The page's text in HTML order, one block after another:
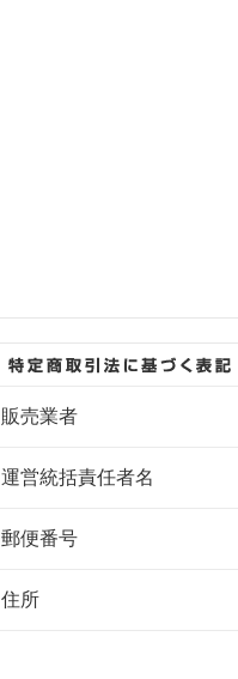
販売業者
運営統括責任者名
郵便番号
住所